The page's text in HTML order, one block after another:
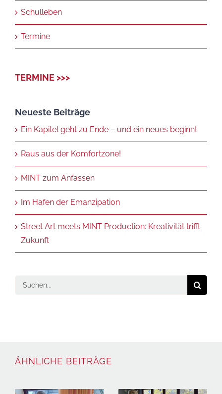
Schulleben
Termine
TERMINE >>>
Neueste Beiträge
Ein Kapitel geht zu Ende – und ein neues beginnt.
Raus aus der Komfortzone!
MINT zum Anfassen
Im Hafen der Emanzipation
Street Art meets MINT Production: Kreativität trifft
Zukunft
Suche
ÄHNLICHE BEITRÄGE